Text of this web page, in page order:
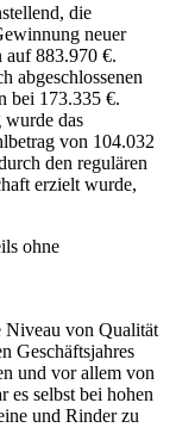
die
neuer
auf 883.970 €.
abgeschlossenen
bei 173.335 €.
wurde das
von 104.032
den regulären
erzielt wurde,
ohne
von Qualität
Geschäftsjahres
und vor allem von
es selbst bei hohen
und Rinder zu